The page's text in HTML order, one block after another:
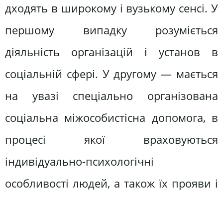
дходять в широкому і вузькому сенсі. У
першому випадку розуміється
діяльність організацій і установ в
соціальній сфері. У другому — мається
на увазі спеціально організована
соціальна міжособистісна допомога, в
процесі якої враховуються
індивідуально-психологічні
особливості людей, а також їх прояви і